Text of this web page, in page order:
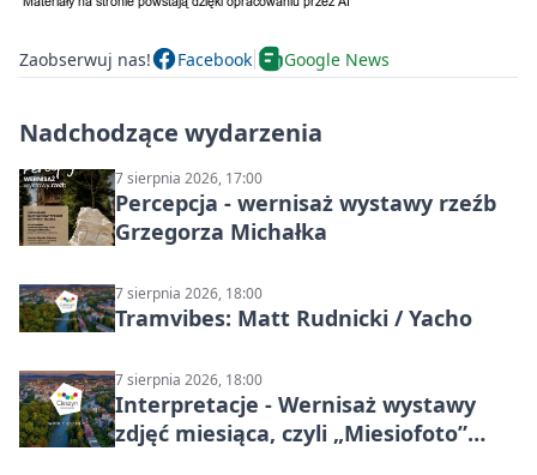
Zaobserwuj nas! Facebook Google News
Nadchodzące wydarzenia
7 sierpnia 2026, 17:00
Percepcja - wernisaż wystawy rzeźb
Grzegorza Michałka
7 sierpnia 2026, 18:00
Tramvibes: Matt Rudnicki / Yacho
7 sierpnia 2026, 18:00
Interpretacje - Wernisaż wystawy
zdjęć miesiąca, czyli „Miesiofoto”